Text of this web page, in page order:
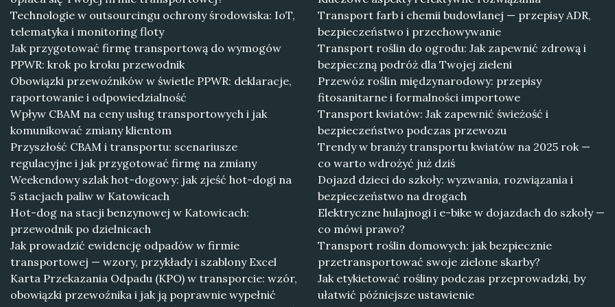
Technologie w outsourcingu ochrony środowiska: IoT,
telematyka i monitoring floty
Jak przygotować firmę transportową do wymogów
PPWR: krok po kroku przewodnik
Obowiązki przewoźników w świetle PPWR: deklaracje,
raportowanie i odpowiedzialność
Wpływ CBAM na ceny usług transportowych i jak
komunikować zmiany klientom
Przyszłość CBAM i transportu: scenariusze
regulacyjne i jak przygotować firmę na zmiany
Weekendowy szlak hot-dogowy: jak zjeść hot-dogi na
5 stacjach paliw w Katowicach
Hot-dog na stacji benzynowej w Katowicach:
przewodnik po dzielnicach
Jak prowadzić ewidencję odpadów w firmie
transportowej — wzory, przykłady i szablony Excel
Karta Przekazania Odpadu (KPO) w transporcie: wzór,
obowiązki przewoźnika i jak ją poprawnie wypełnić
Transport farb i chemii budowlanej — przepisy ADR,
bezpieczeństwo i przechowywanie
Transport roślin do ogrodu: Jak zapewnić zdrową i
bezpieczną podróż dla Twojej zieleni
Przewóz roślin międzynarodowy: przepisy
fitosanitarne i formalności importowe
Transport kwiatów: Jak zapewnić świeżość i
bezpieczeństwo podczas przewozu
Trendy w branży transportu kwiatów na 2025 rok —
co warto wdrożyć już dziś
Dojazd dzieci do szkoły: wyzwania, rozwiązania i
bezpieczeństwo na drogach
Elektryczne hulajnogi i e-bike w dojazdach do szkoły —
co mówi prawo?
Transport roślin domowych: jak bezpiecznie
przetransportować swoje zielone skarby?
Jak etykietować rośliny podczas przeprowadzki, by
ułatwić późniejsze ustawienie